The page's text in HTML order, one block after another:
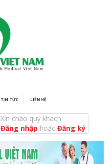
TIN TỨC LIÊN HỆ
Xin chào quý khách
Đăng nhập hoặcĐăng ký